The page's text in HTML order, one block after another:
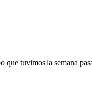
que tuvimos la semana